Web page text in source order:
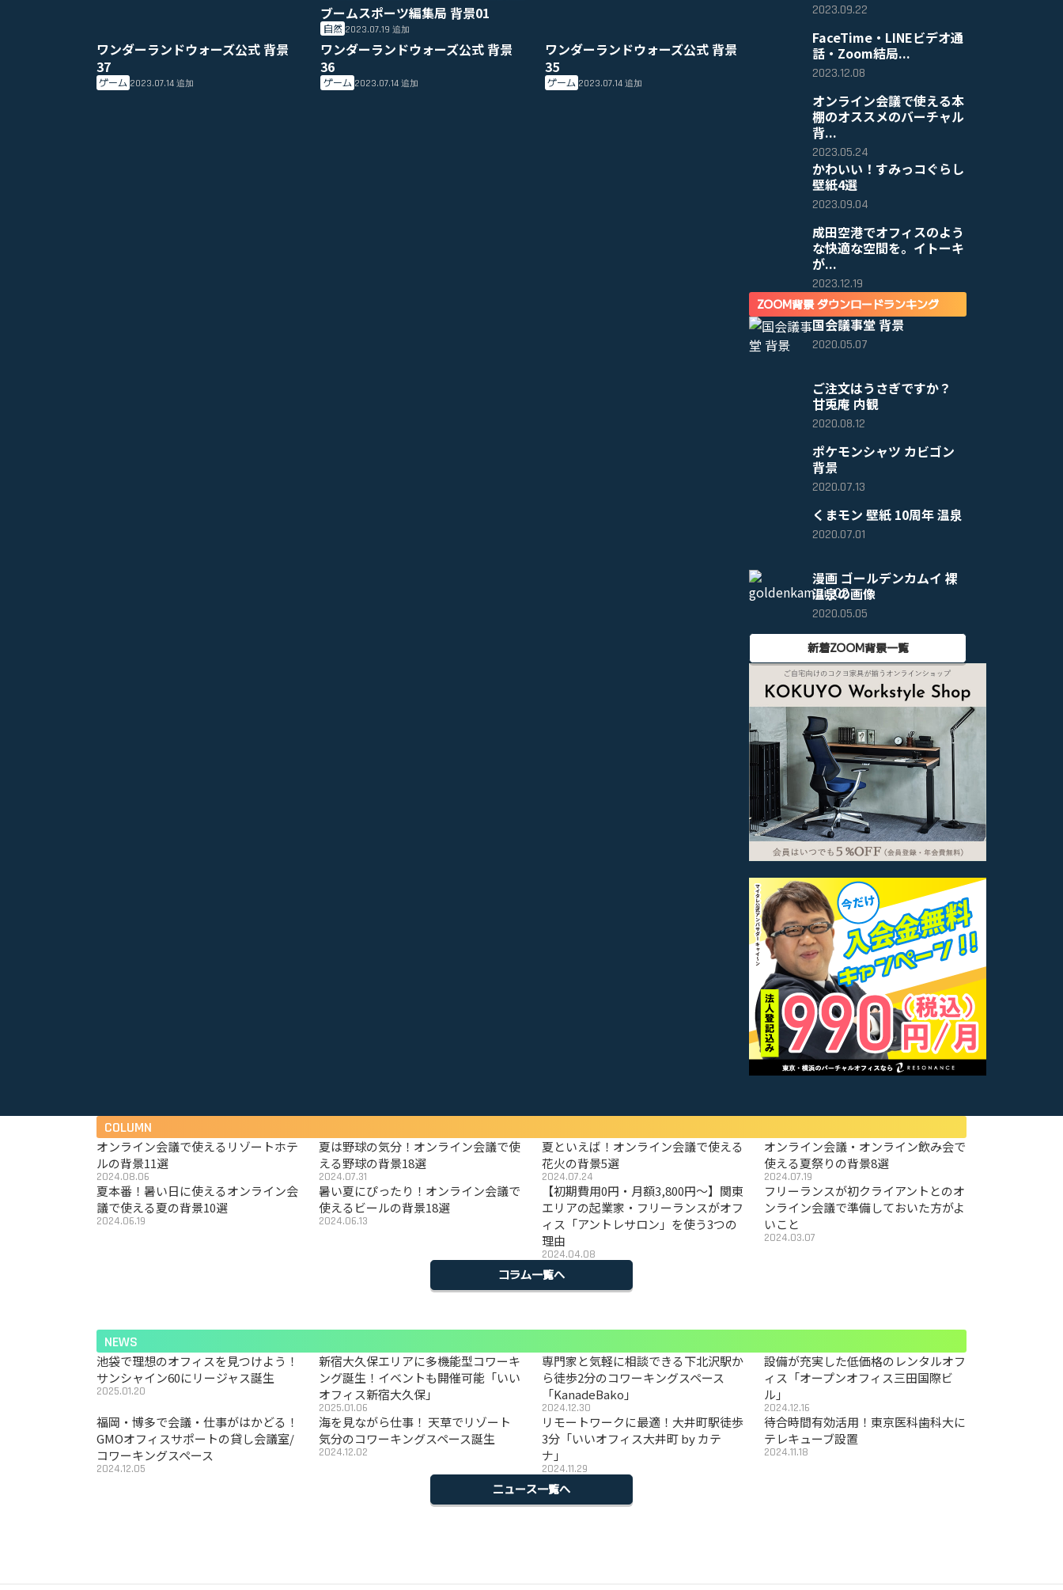
ブームスポーツ編集局 背景01
自然 2023.07.19 追加
ワンダーランドウォーズ公式 背景
37
ゲーム 2023.07.14追加
ワンダーランドウォーズ公式 背景
36
ゲーム 2023.07.14 追加
ワンダーランドウォーズ公式 背景
35
ゲーム 2023.07.14追加
2023.09.22
FaceTime・LINEビデオ通
話・Zoom結局...
2023.12.08
オンライン会議で使える本
棚のオススメのバーチャル
背...
2023.05.24
かわいい！すみっコぐらし
壁紙4選
2023.09.04
成田空港でオフィスのよう
な快適な空間を。イトーキ
が...
2023.12.19
ZOOM背景 ダウンロードランキング
国会議事堂 背景
2020.05.07
ご注文はうさぎですか？
甘兎庵 内観
2020.08.12
ポケモンシャツ カビゴン
背景
2020.07.13
くまモン 壁紙 10周年 温泉
2020.07.01
漫画 ゴールデンカムイ 裸
温泉の画像
2020.05.05
新着ZOOM背景一覧
COLUMN
オンライン会議で使えるリゾートホテ
ルの背景11選
2024.08.06
夏は野球の気分！オンライン会議で使
える野球の背景18選
2024.07.31
夏といえば！オンライン会議で使える
花火の背景5選
2024.07.24
オンライン会議・オンライン飲み会で
使える夏祭りの背景8選
2024.07.19
夏本番！暑い日に使えるオンライン会
議で使える夏の背景10選
2024.06.19
暑い夏にぴったり！オンライン会議で
使えるビールの背景18選
2024.06.13
【初期費用0円・月額3,800円〜】関東
エリアの起業家・フリーランスがオフ
ィス「アントレサロン」を使う3つの
理由
2024.04.08
フリーランスが初クライアントとのオ
ンライン会議で準備しておいた方がよ
いこと
2024.03.07
コラム一覧へ
NEWS
池袋で理想のオフィスを見つけよう！
サンシャイン60にリージャス誕生
2025.01.20
新宿大久保エリアに多機能型コワーキ
ング誕生！イベントも開催可能「いい
オフィス新宿大久保」
2025.01.06
専門家と気軽に相談できる下北沢駅か
ら徒歩2分のコワーキングスペース
「KanadeBako」
2024.12.30
設備が充実した低価格のレンタルオフ
ィス「オープンオフィス三田国際ビ
ル」
2024.12.16
福岡・博多で会議・仕事がはかどる！
GMOオフィスサポートの貸し会議室/
コワーキングスペース
2024.12.05
海を見ながら仕事！ 天草でリゾート
気分のコワーキングスペース誕生
2024.12.02
リモートワークに最適！大井町駅徒歩
3分「いいオフィス大井町 by カテ
ナ」
2024.11.29
待合時間有効活用！東京医科歯科大に
テレキューブ設置
2024.11.18
ニュース一覧へ